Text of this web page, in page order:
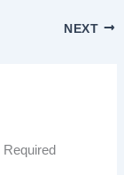
NEXT
Required